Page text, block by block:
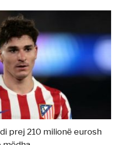
prej 210 milionë eurosh